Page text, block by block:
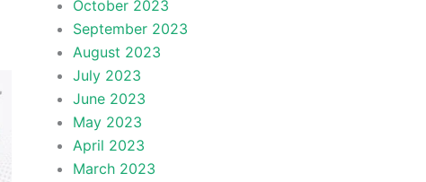
October 2023
September 2023
August 2023
July 2023
June 2023
May 2023
April 2023
March 2023